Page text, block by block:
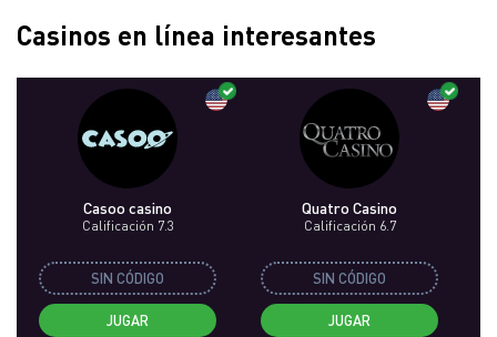
Casinos en línea interesantes
Casoo casino
Calificación 7.3
SIN CÓDIGO
JUGAR
Quatro Casino
Calificación 6.7
SIN CÓDIGO
JUGAR